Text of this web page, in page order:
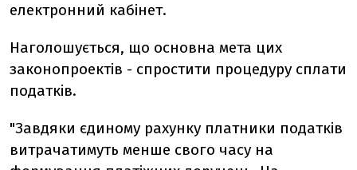
електронний кабінет.
Наголошується, що основна мета цих
законопроектів - спростити процедуру сплати
податків.
"Завдяки єдиному рахунку платники податків
витрачатимуть менше свого часу на